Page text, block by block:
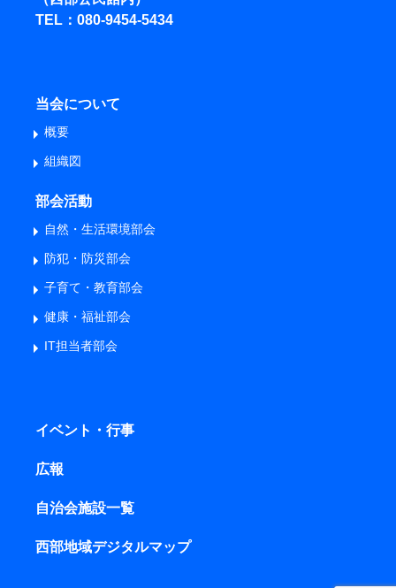
TEL： 080-9454-5434
当会について
概要
組織図
部会活動
自然・生活環境部会
防犯・防災部会
子育て・教育部会
健康・福祉部会
IT担当者部会
イベント・行事
広報
自治会施設一覧
西部地域デジタルマップ